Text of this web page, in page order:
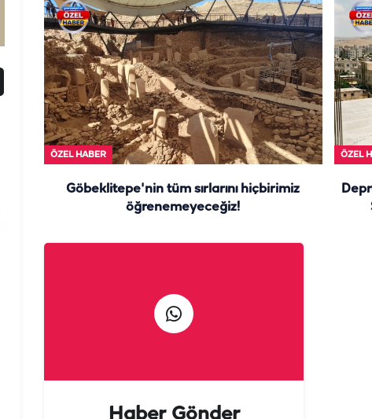
ÖZEL HABER
Göbeklitepe'nin tüm sırlarını hiçbirimiz
öğrenemeyeceğiz!
ÖZEL
Haber Gönder